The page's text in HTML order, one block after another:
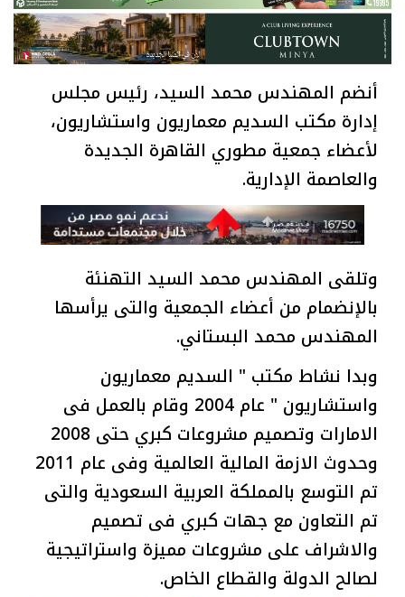
أنضم المهندس محمد السيد، رئيس مجلس
إدارة مكتب السديم معماريون واستشاريون،
لأعضاء جمعية مطوري القاهرة الجديدة
والعاصمة الإدارية.
وتلقى المهندس محمد السيد التهنئة
بالإنضمام من أعضاء الجمعية والتى يرأسها
المهندس محمد البستاني.
وبدا نشاط مكتب " السديم معماريون
واستشاريون " عام 2004 وقام بالعمل فى
الامارات وتصميم مشروعات كبري حتى 2008
وحدوث الازمة المالية العالمية وفى عام 2011
تم التوسع بالمملكة العربية السعودية والتى
تم التعاون مع جهات كبري فى تصميم
والاشراف على مشروعات مميزة واستراتيجية
لصالح الدولة والقطاع الخاص.